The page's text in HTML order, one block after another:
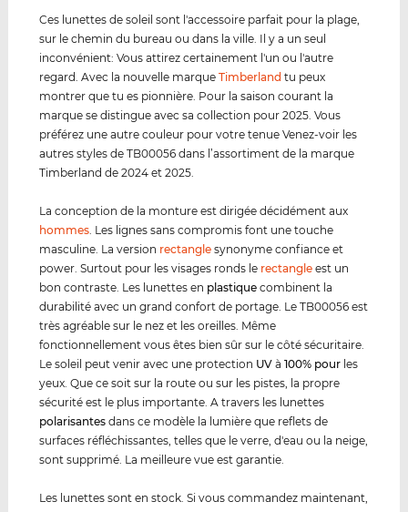
Ces lunettes de soleil sont l'accessoire parfait pour la plage,
sur le chemin du bureau ou dans la ville. Il y a un seul
inconvénient: Vous attirez certainement l'un ou l'autre
regard. Avec la nouvelle marqueTimberland tu peux
montrer que tu es pionnière. Pour la saison courant la
marque se distingue avec sa collection pour 2025. Vous
préférez une autre couleur pour votre tenue Venez-voir les
autres styles de TB00056 dans l’assortiment de la marque
Timberland de 2024 et 2025.
La conception de la monture est dirigée décidément aux
hommes. Les lignes sans compromis font une touche
masculine. La version rectangle synonyme confiance et
power. Surtout pour les visages ronds le rectangle est un
bon contraste. Les lunettes en plastique combinent la
durabilité avec un grand confort de portage. Le TB00056 est
très agréable sur le nez et les oreilles. Même
fonctionnellement vous êtes bien sûr sur le côté sécuritaire.
Le soleil peut venir avec une protection UV à100% pour les
yeux. Que ce soit sur la route ou sur les pistes, la propre
sécurité est le plus importante. A travers les lunettes
polarisantes dans ce modèle la lumière que reflets de
surfaces réfléchissantes, telles que le verre, d'eau ou la neige,
sont supprimé. La meilleure vue est garantie.
Les lunettes sont en stock. Si vous commandez maintenant,